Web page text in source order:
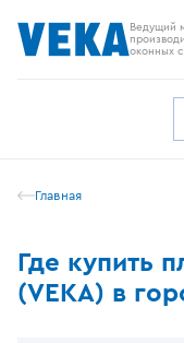
Ведущий
оконных
Главная
Где купить
(VEKA) в